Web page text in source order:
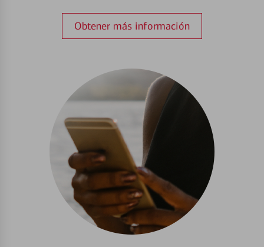
Obtener más información